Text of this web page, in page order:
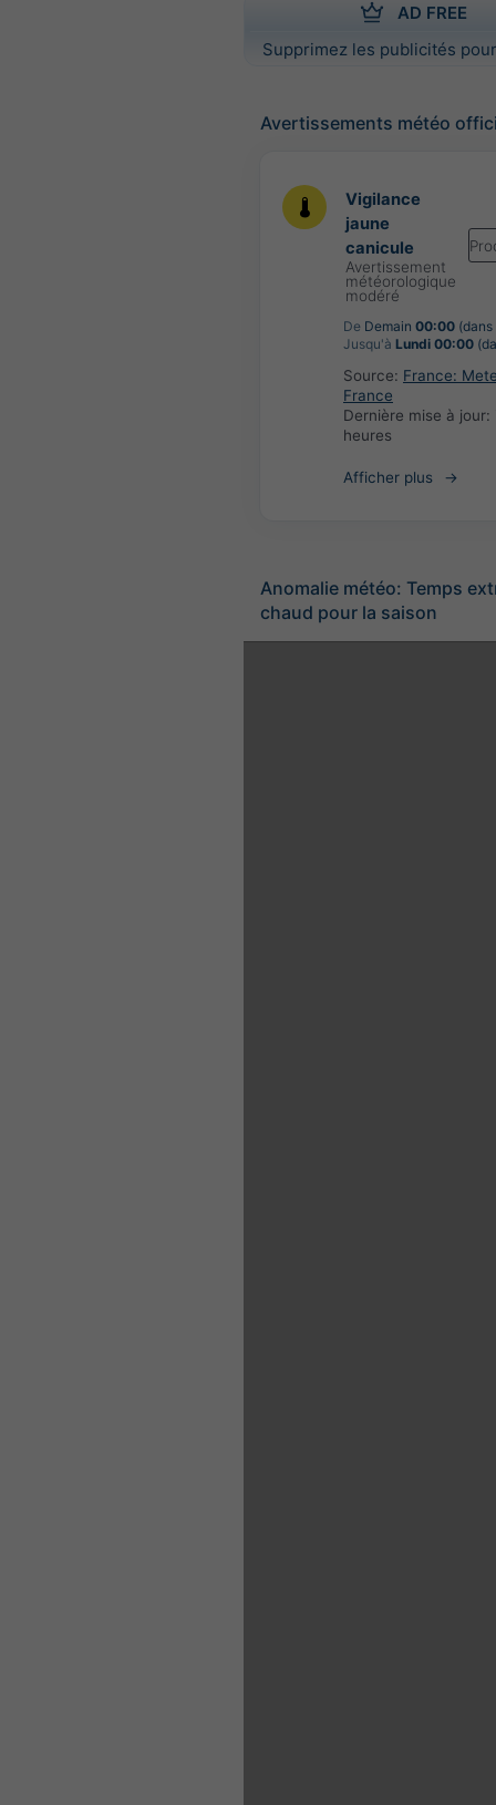
AD FREE
Supprimez les publicités
Avertissements météo
Vigilance
jaune
canicule
Avertissement
météorologique
modéré
De Demain 00:00
Jusqu'à Lundi 00:00
Source: France:
France
Dernière mise à jour:
heures
Afficher plus
Anomalie météo: Temps
chaud pour la saison